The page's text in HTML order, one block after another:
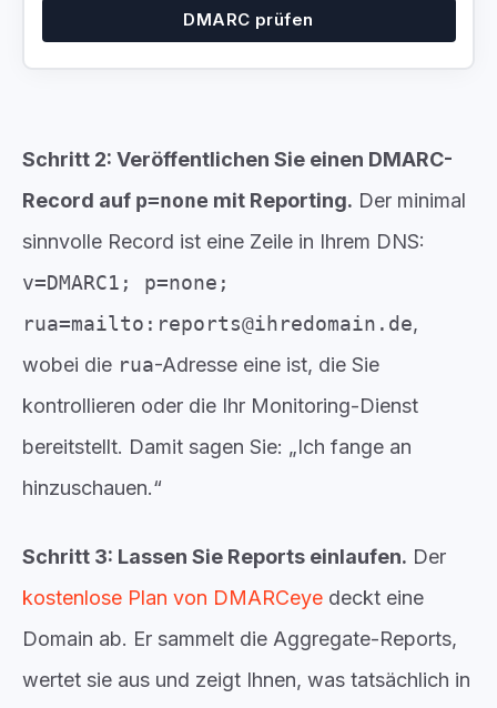
DMARC prüfen
Schritt 2: Veröffentlichen Sie einen DMARC-
Record auf p=none mit Reporting. Der minimal
sinnvolle Record ist eine Zeile in Ihrem DNS:
v=DMARC1; p=none;
rua=mailto:reports@ihredomain.de,
wobei die rua-Adresse eine ist, die Sie
kontrollieren oder die Ihr Monitoring-Dienst
bereitstellt. Damit sagen Sie: „Ich fange an
hinzuschauen.“
Schritt 3: Lassen Sie Reports einlaufen. Der
kostenlose Plan von DMARCeye deckt eine
Domain ab. Er sammelt die Aggregate-Reports,
wertet sie aus und zeigt Ihnen, was tatsächlich in